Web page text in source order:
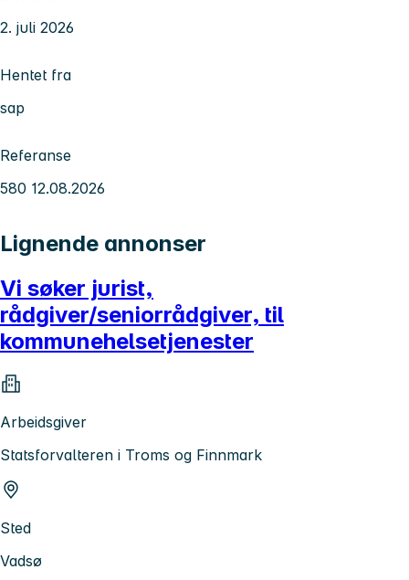
2. juli 2026
Hentet fra
sap
Referanse
580 12.08.2026
Lignende annonser
Vi søker jurist,
rådgiver/seniorrådgiver, til
kommunehelsetjenester
Arbeidsgiver
Statsforvalteren i Troms og Finnmark
Sted
Vadsø